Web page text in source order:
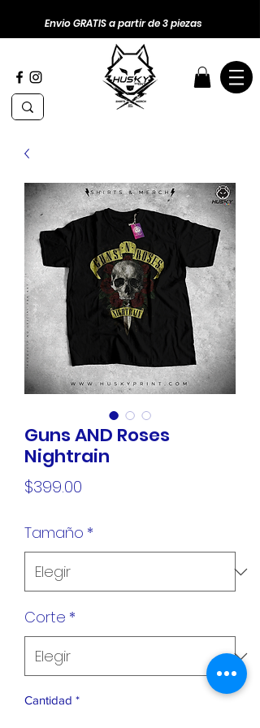
Envio GRATIS a partir de 3 piezas
Guns AND Roses
Nightrain
$399.00
Tamaño *
Corte *
Cantidad *